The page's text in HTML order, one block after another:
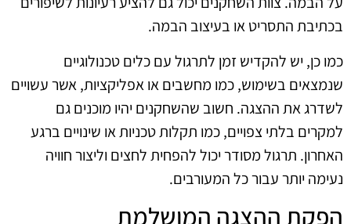
בכתיבת התסריט או בעיצוב הבמה.
כמו כן, יש להקדיש זמן לתרגול עם כלים טכנולוגיים
שנמצאים בשימוש, כמו מחשבים או אפליקציות, אשר עשויים
לשדרג את ההצגה. חשוב שהשחקנים יהיו מוכנים גם
למקרים בלתי צפויים, כמו תקלות טכניות או שינויים ברגע
האחרון. תרגול מסודר יכול להפחית לחצים וליצור חוויה
נעימה יותר עבור כל המעורבים.
הפקת ההצגה המושלמת